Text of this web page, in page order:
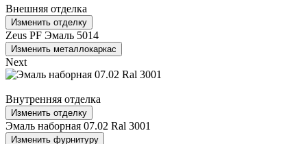
Внешняя отделка
Изменить отделку
Zeus PF Эмаль 5014
Изменить металлокаркас
Next
Внутренняя отделка
Изменить отделку
Эмаль наборная 07.02 Ral 3001
Изменить фурнитуру